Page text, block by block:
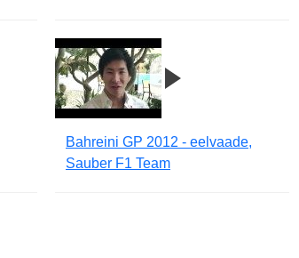
Bahreini GP 2012 - eelvaade,
Sauber F1 Team